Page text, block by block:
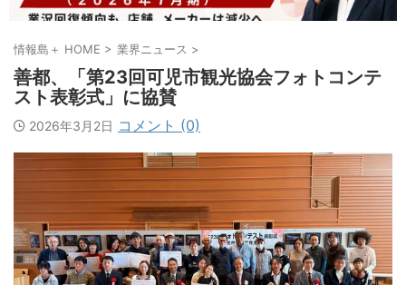
情報島＋ HOME > 業界ニュース >
善都、「第23回可児市観光協会フォトコンテ
スト表彰式」に協賛
2026年3月2日 コメント (0)